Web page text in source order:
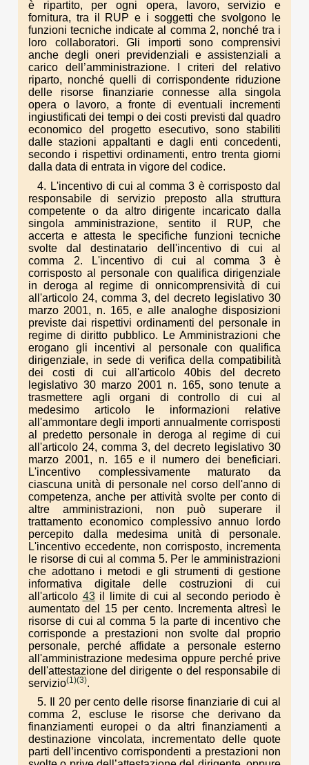
è ripartito, per ogni opera, lavoro, servizio e
fornitura, tra il RUP e i soggetti che svolgono le
funzioni tecniche indicate al comma 2, nonché tra i
loro collaboratori. Gli importi sono comprensivi
anche degli oneri previdenziali e assistenziali a
carico dell’amministrazione. I criteri del relativo
riparto, nonché quelli di corrispondente riduzione
delle risorse finanziarie connesse alla singola
opera o lavoro, a fronte di eventuali incrementi
ingiustificati dei tempi o dei costi previsti dal quadro
economico del progetto esecutivo, sono stabiliti
dalle stazioni appaltanti e dagli enti concedenti,
secondo i rispettivi ordinamenti, entro trenta giorni
dalla data di entrata in vigore del codice.
4. L'incentivo di cui al comma 3 è corrisposto dal
responsabile di servizio preposto alla struttura
competente o da altro dirigente incaricato dalla
singola amministrazione, sentito il RUP, che
accerta e attesta le specifiche funzioni tecniche
svolte dal destinatario dell'incentivo di cui al
comma 2. L'incentivo di cui al comma 3 è
corrisposto al personale con qualifica dirigenziale
in deroga al regime di onnicomprensività di cui
all'articolo 24, comma 3, del decreto legislativo 30
marzo 2001, n. 165, e alle analoghe disposizioni
previste dai rispettivi ordinamenti del personale in
regime di diritto pubblico. Le Amministrazioni che
erogano gli incentivi al personale con qualifica
dirigenziale, in sede di verifica della compatibilità
dei costi di cui all'articolo 40bis del decreto
legislativo 30 marzo 2001 n. 165, sono tenute a
trasmettere agli organi di controllo di cui al
medesimo articolo le informazioni relative
all'ammontare degli importi annualmente corrisposti
al predetto personale in deroga al regime di cui
all'articolo 24, comma 3, del decreto legislativo 30
marzo 2001, n. 165 e il numero dei beneficiari.
L'incentivo complessivamente maturato da
ciascuna unità di personale nel corso dell'anno di
competenza, anche per attività svolte per conto di
altre amministrazioni, non può superare il
trattamento economico complessivo annuo lordo
percepito dalla medesima unità di personale.
L'incentivo eccedente, non corrisposto, incrementa
le risorse di cui al comma 5. Per le amministrazioni
che adottano i metodi e gli strumenti di gestione
informativa digitale delle costruzioni di cui
all'articolo 43il limite di cui al secondo periodo è
aumentato del 15 per cento. Incrementa altresì le
risorse di cui al comma 5 la parte di incentivo che
corrisponde a prestazioni non svolte dal proprio
personale, perché affidate a personale esterno
all'amministrazione medesima oppure perché prive
dell'attestazione del dirigente o del responsabile di
servizio(1)(3).
5. Il 20 per cento delle risorse finanziarie di cui al
comma 2, escluse le risorse che derivano da
finanziamenti europei o da altri finanziamenti a
destinazione vincolata, incrementato delle quote
parti dell’incentivo corrispondenti a prestazioni non